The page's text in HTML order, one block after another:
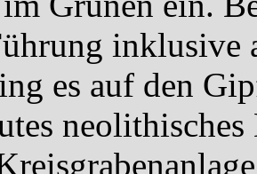
inklusive
es auf den